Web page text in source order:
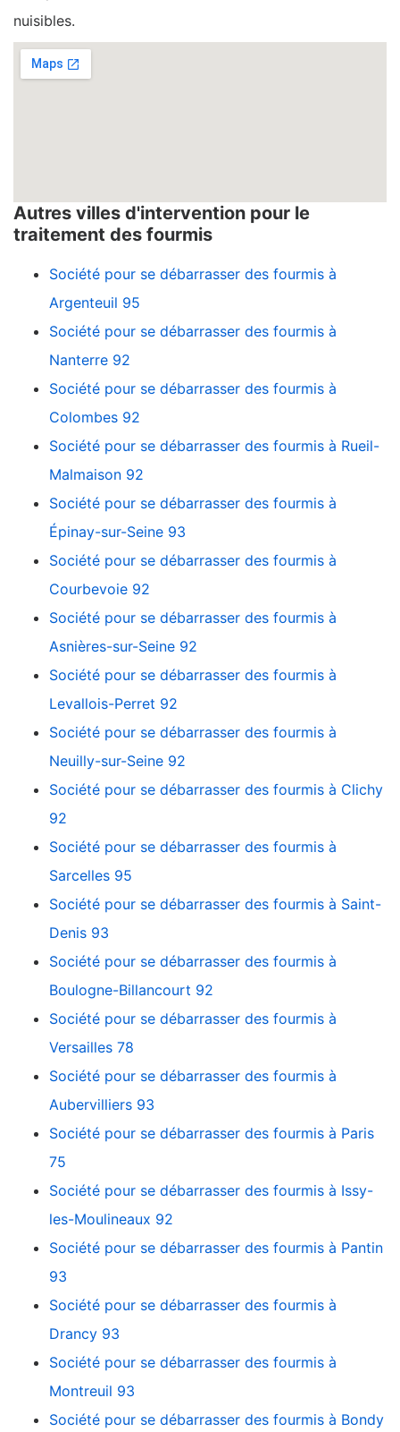
nuisibles.
Autres villes d'intervention pour le
traitement des fourmis
Société pour se débarrasser des fourmis à
Argenteuil 95
Société pour se débarrasser des fourmis à
Nanterre 92
Société pour se débarrasser des fourmis à
Colombes 92
Société pour se débarrasser des fourmis à Rueil-
Malmaison 92
Société pour se débarrasser des fourmis à
Épinay-sur-Seine 93
Société pour se débarrasser des fourmis à
Courbevoie 92
Société pour se débarrasser des fourmis à
Asnières-sur-Seine 92
Société pour se débarrasser des fourmis à
Levallois-Perret 92
Société pour se débarrasser des fourmis à
Neuilly-sur-Seine 92
Société pour se débarrasser des fourmis à Clichy
92
Société pour se débarrasser des fourmis à
Sarcelles 95
Société pour se débarrasser des fourmis à Saint-
Denis 93
Société pour se débarrasser des fourmis à
Boulogne-Billancourt 92
Société pour se débarrasser des fourmis à
Versailles 78
Société pour se débarrasser des fourmis à
Aubervilliers 93
Société pour se débarrasser des fourmis à Paris
75
Société pour se débarrasser des fourmis à Issy-
les-Moulineaux 92
Société pour se débarrasser des fourmis à Pantin
93
Société pour se débarrasser des fourmis à
Drancy 93
Société pour se débarrasser des fourmis à
Montreuil 93
Société pour se débarrasser des fourmis à Bondy